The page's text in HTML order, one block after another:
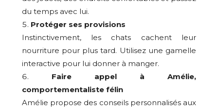
du temps avec lui.
Protéger ses provisions
Instinctivement, les chats cachent leur
nourriture pour plus tard. Utilisez une gamelle
interactive pour lui donner à manger.
Faire appel à Amélie,
comportementaliste félin
Amélie propose des conseils personnalisés aux